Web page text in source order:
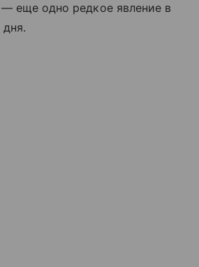
— еще одно редкое явление в